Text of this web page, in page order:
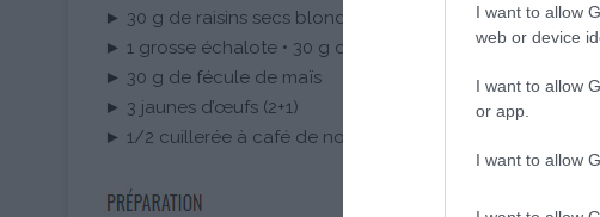
I want to allow
web or device
I want to allow
or app.
I want to allow
► 30 g de raisins secs blonds
► 1 grosse échalote • 30 g d’emmental râpé
► 30 g de fécule de maïs
► 3 jaunes d’œufs (2+1)
► 1/2 cuillerée à café de noix de muscade